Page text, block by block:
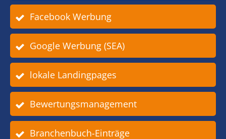
Facebook Werbung
Google Werbung (SEA)
lokale Landingpages
Bewertungsmanagement
Branchenbuch-Einträge